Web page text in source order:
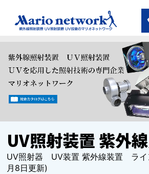
UV照射装置 紫外
UV照射器 UV装置 紫外線装置 ライ
月8日更新)